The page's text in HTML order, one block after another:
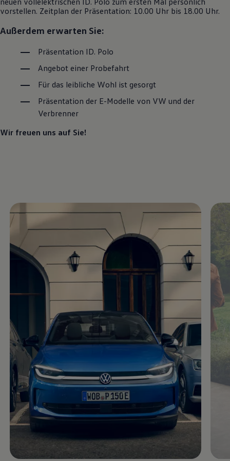
Motorenöl und Flüssigkeiten
Räder und Reifen
Pannen- und Unfallhilfe
Economy Service
Zubehör
Modellspezifisches Zubehör
Schutz und Pflege
Transport
Entertainment und Elektronik
Individualisieren
Wallbox und Ladekabel
Digitale Extras
Dienste für Ihr Modell finden
Volkswagen Apps, Login und Shop
Warn- und Kontrollleuchten
Assistenzsysteme
Digitale Betriebsanleitung
Live Beratung
Lifestyle
Transport
Familie
Elektromobilität
Volkswagen R
Volkswagen Kundenbetreuung
vorstellen. Zeitplan der Präsentation: 10.00 Uhr bis 18.00 Uhr.
Außerdem erwarten Sie:
Präsentation ID. Polo
Angebot einer Probefahrt
Für das leibliche Wohl ist gesorgt
Präsentation der E-Modelle von VW und der
Verbrenner
Wir freuen uns auf Sie!